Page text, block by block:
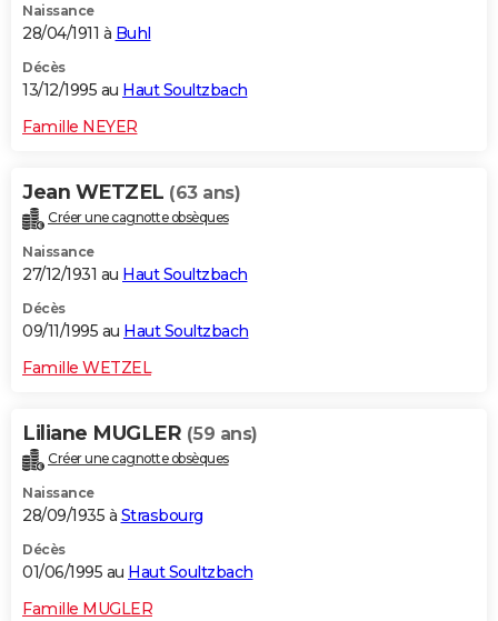
Naissance
28/04/1911 à Buhl
Décès
13/12/1995 au Haut Soultzbach
Famille NEYER
Jean WETZEL (63 ans)
Créer une cagnotte obsèques
Naissance
27/12/1931 au Haut Soultzbach
Décès
09/11/1995 au Haut Soultzbach
Famille WETZEL
Liliane MUGLER (59 ans)
Créer une cagnotte obsèques
Naissance
28/09/1935 à Strasbourg
Décès
01/06/1995 au Haut Soultzbach
Famille MUGLER